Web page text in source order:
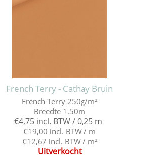
French Terry - Cathay Bruin
French Terry 250g/m²
Breedte 1.50m
€4,75 incl. BTW / 0,25 m
€19,00 incl. BTW / m
€12,67 incl. BTW / m²
Uitverkocht